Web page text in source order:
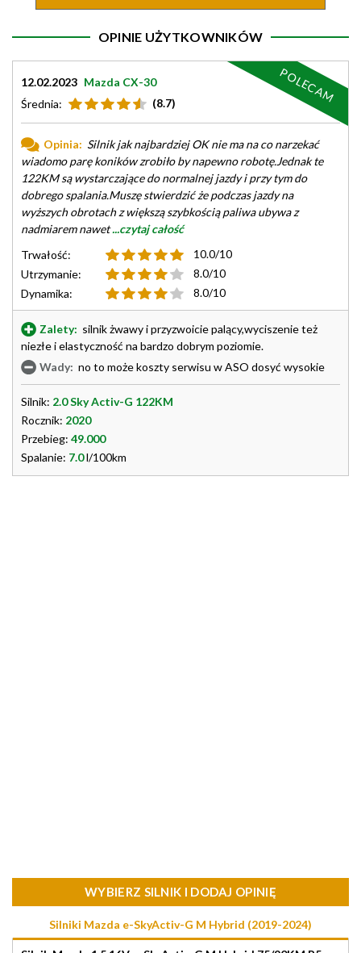
OPINIE UŻYTKOWNIKÓW
12.02.2023 Mazda CX-30
Średnia:
(8.7)
Opinia: Silnik jak najbardziej OK nie ma na co narzekać
wiadomo parę koników zrobiło by napewno robotę.Jednak te
122KM są wystarczające do normalnej jazdy i przy tym do
dobrego spalania.Muszę stwierdzić że podczas jazdy na
wyższych obrotach z większą szybkością paliwa ubywa z
nadmiarem nawet...czytaj całość
Trwałość:
10.0/10
Utrzymanie:
8.0/10
Dynamika:
8.0/10
Zalety: silnik żwawy i przyzwoicie palący,wyciszenie też
niezłe i elastyczność na bardzo dobrym poziomie.
Wady: no to może koszty serwisu w ASO dosyć wysokie
Silnik: 2.0 Sky Activ-G 122KM
Rocznik: 2020
Przebieg: 49.000
Spalanie: 7.0l/100km
POLECAM
WYBIERZ SILNIK I DODAJ OPINIĘ
Silniki Mazda e-SkyActiv-G M Hybrid (2019-2024)